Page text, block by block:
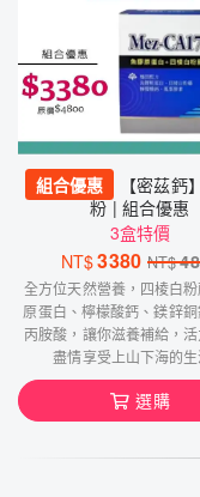
組合優惠
【密茲鈣
粉 | 組合優惠
3盒特價
NT$3380 NT$
全方位天然營養，四棱白
原蛋白、檸檬酸鈣、鎂鋅
丙胺酸，讓你滋養補給，活
盡情享受上山下海的生
選購